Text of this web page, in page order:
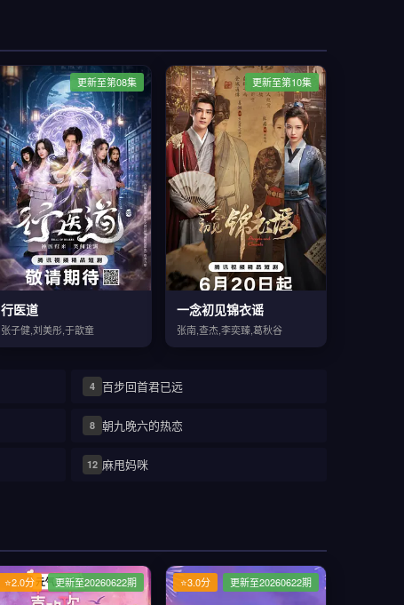
更新至第08集
行医道
张子健,刘美彤,于歆童
更新至第10集
一念初见锦衣谣
张南,查杰,李奕臻,葛秋谷
4 百步回首君已远
8 朝九晚六的热恋
12 麻甩妈咪
更新至20260622期
⭐2.0分 更新至20260622期
⭐3.0分